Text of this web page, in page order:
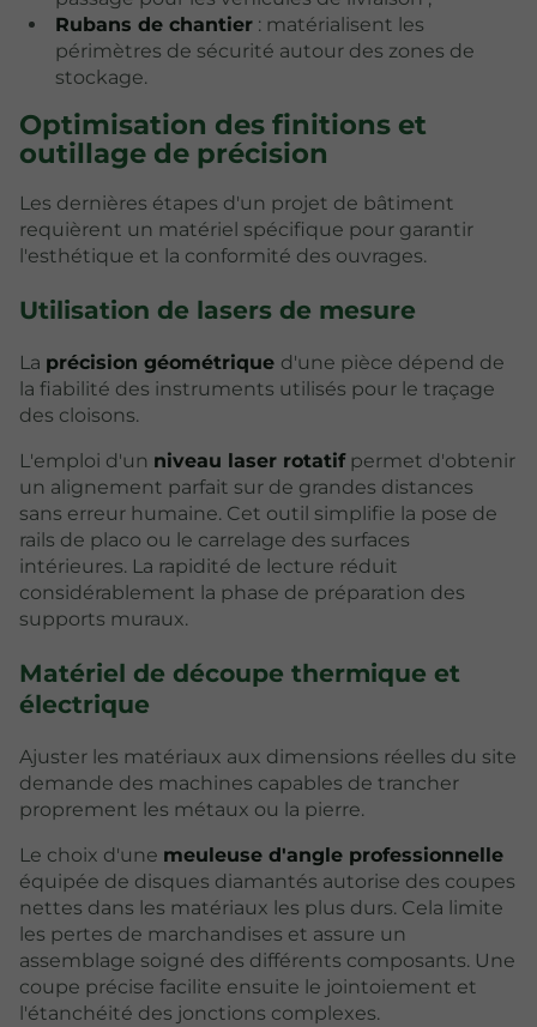
Rubans de chantier: matérialisent les
périmètres de sécurité autour des zones de
stockage.
Optimisation des finitions et
outillage de précision
Les dernières étapes d'un projet de bâtiment
requièrent un matériel spécifique pour garantir
l'esthétique et la conformité des ouvrages.
Utilisation de lasers de mesure
La précision géométrique d'une pièce dépend de
la fiabilité des instruments utilisés pour le traçage
des cloisons.
L'emploi d'un niveau laser rotatifpermet d'obtenir
un alignement parfait sur de grandes distances
sans erreur humaine. Cet outil simplifie la pose de
rails de placo ou le carrelage des surfaces
intérieures. La rapidité de lecture réduit
considérablement la phase de préparation des
supports muraux.
Matériel de découpe thermique et
électrique
Ajuster les matériaux aux dimensions réelles du site
demande des machines capables de trancher
proprement les métaux ou la pierre.
Le choix d'une meuleuse d'angle professionnelle
équipée de disques diamantés autorise des coupes
nettes dans les matériaux les plus durs. Cela limite
les pertes de marchandises et assure un
assemblage soigné des différents composants. Une
coupe précise facilite ensuite le jointoiement et
l'étanchéité des jonctions complexes.